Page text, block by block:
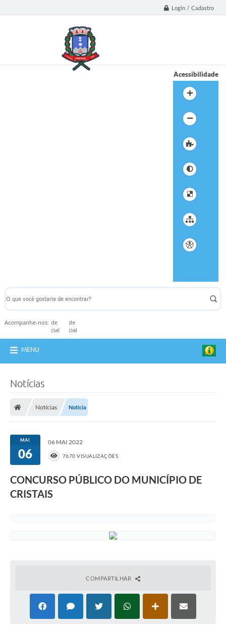
Login / Cadastro
Acessibilidade
Acompanhe-nos:
MENU
Notícias
Notícias Notícia
MAI
06
06 MAI 2022
7670 VISUALIZAÇÕES
CONCURSO PÚBLICO DO MUNICÍPIO DE
CRISTAIS
COMPARTILHAR